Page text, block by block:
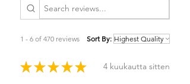
1 - 6 of 470 reviews Sort By:
★ ★ ★ ★ ★ 4 kuukautta sitten